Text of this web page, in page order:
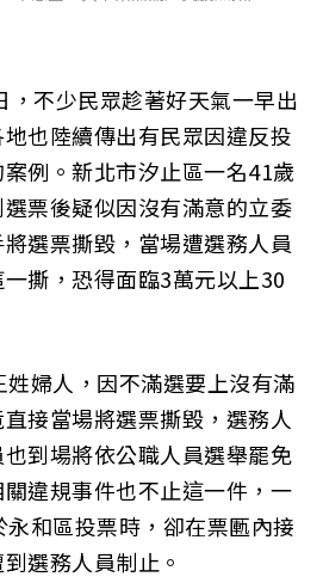
，不少民眾趁著好天氣一早出
也陸續傳出有民眾因違反投
例。新北市汐止區一名41歲
票後疑似因沒有滿意的立委
選票撕毀，當場遭選務人員
撕，恐得面臨3萬元以上30
婦人，因不滿選要上沒有滿
接當場將選票撕毀，選務人
到場將依公職人員選舉罷免
違規事件也不止這一件，一
和區投票時，卻在票匭內接
選務人員制止。